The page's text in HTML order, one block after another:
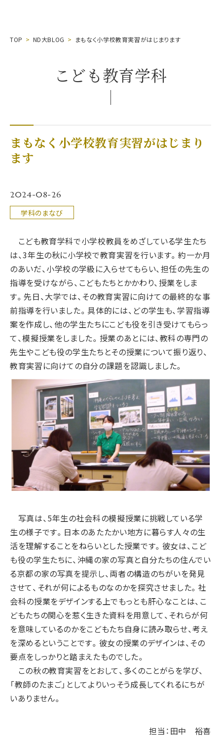
TOP ND大BLOG まもなく小学校教育実習がはじまります
こども教育学科
まもなく小学校教育実習がはじまり
ます
2024-08-26
学科のまなび
こども教育学科で小学校教員をめざしている学生たち
は、3年生の秋に小学校で教育実習を行います。約一か月
のあいだ、小学校の学級に入らせてもらい、担任の先生の
指導を受けながら、こどもたちとかかわり、授業をしま
す。先日、大学では、その教育実習に向けての最終的な事
前指導を行いました。具体的には、どの学生も、学習指導
案を作成し、他の学生たちにこども役を引き受けてもらっ
て、模擬授業をしました。授業のあとには、教科の専門の
先生やこども役の学生たちとその授業について振り返り、
教育実習に向けての自分の課題を認識しました。
写真は、5年生の社会科の模擬授業に挑戦している学
生の様子です。日本のあたたかい地方に暮らす人々の生
活を理解することをねらいとした授業です。彼女は、こど
も役の学生たちに、沖縄の家の写真と自分たちの住んでい
る京都の家の写真を提示し、両者の構造のちがいを発見
させて、それが何によるものなのかを探究させました。社
会科の授業をデザインする上でもっとも肝心なことは、こ
どもたちの関心を惹く生きた資料を用意して、それらが何
を意味しているのかをこどもたち自身に読み取らせ、考え
を深めるということです。彼女の授業のデザインは、その
要点をしっかりと踏まえたものでした。
この秋の教育実習をとおして、多くのことがらを学び、
「教師のたまご」としてよりいっそう成長してくれるにちが
いありません。
担当：田中 裕喜